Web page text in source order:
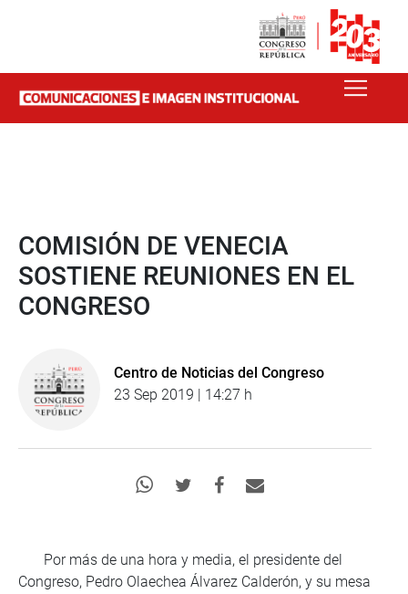
COMISIÓN DE VENECIA
SOSTIENE REUNIONES EN EL
CONGRESO
Centro de Noticias del Congreso
23 Sep 2019 | 14:27 h
Por más de una hora y media, el presidente del
Congreso, Pedro Olaechea Álvarez Calderón, y su mesa